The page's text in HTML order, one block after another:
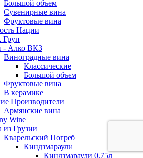
Большой объем
Сувенирные вина
Фруктовые вина
Нации
Груп
- Алко ВКЗ
Виноградные вина
Классические
Большой объем
Фруктовые вина
В керамике
Производители
Армянские вина
Wine
из Грузии
Кварельский Погреб
Киндзмараули
Киндзмараули 0,75л